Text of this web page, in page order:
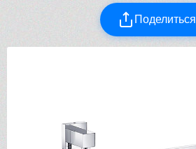
Поделиться